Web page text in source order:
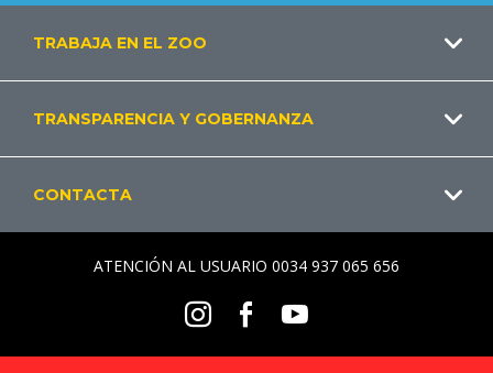
Footer
TRABAJA EN EL ZOO
TRANSPARENCIA Y GOBERNANZA
CONTACTA
ATENCIÓN AL USUARIO 0034 937 065 656
Menu
InstagramFacebook